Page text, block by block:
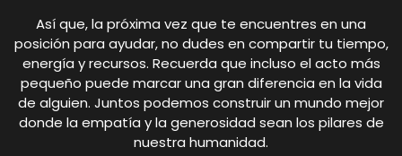
Así que, la próxima vez que te encuentres en una
posición para ayudar, no dudes en compartir tu tiempo,
energía y recursos. Recuerda que incluso el acto más
pequeño puede marcar una gran diferencia en la vida
de alguien. Juntos podemos construir un mundo mejor
donde la empatía y la generosidad sean los pilares de
nuestra humanidad.